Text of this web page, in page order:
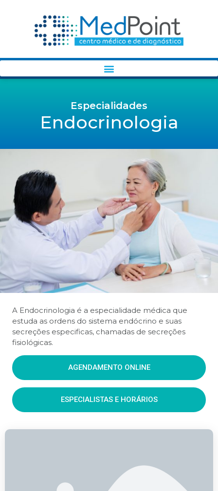
Especialidades
Endocrinologia
A Endocrinologia é a especialidade médica que
estuda as ordens do sistema endócrino e suas
secreções especificas, chamadas de secreções
fisiológicas.
AGENDAMENTO ONLINE
ESPECIALISTAS E HORÁRIOS